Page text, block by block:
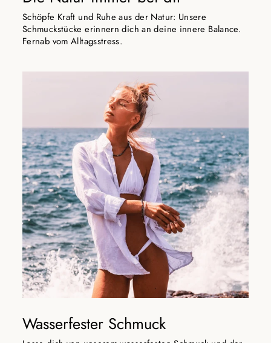
Schöpfe Kraft und Ruhe aus der Natur: Unsere
Schmuckstücke erinnern dich an deine innere Balance.
Fernab vom Alltagsstress.
Wasserfester Schmuck